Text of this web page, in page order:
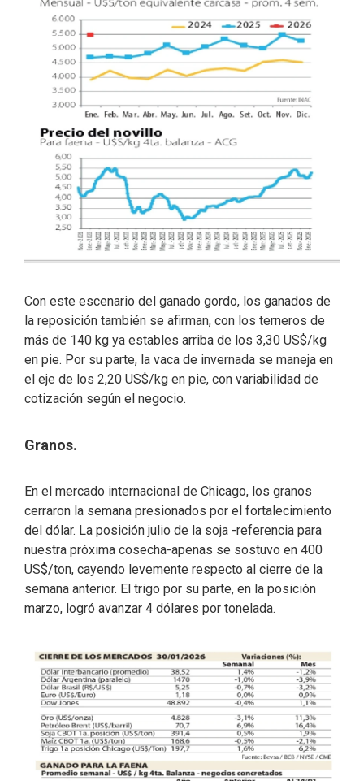
Con este escenario del ganado gordo, los ganados de
la reposición también se afirman, con los terneros de
más de 140 kg ya estables arriba de los 3,30 US$/kg
en pie. Por su parte, la vaca de invernada se maneja en
el eje de los 2,20 US$/kg en pie, con variabilidad de
cotización según el negocio.
Granos.
En el mercado internacional de Chicago, los granos
cerraron la semana presionados por el fortalecimiento
del dólar. La posición julio de la soja -referencia para
nuestra próxima cosecha-apenas se sostuvo en 400
US$/ton, cayendo levemente respecto al cierre de la
semana anterior. El trigo por su parte, en la posición
marzo, logró avanzar 4 dólares por tonelada.